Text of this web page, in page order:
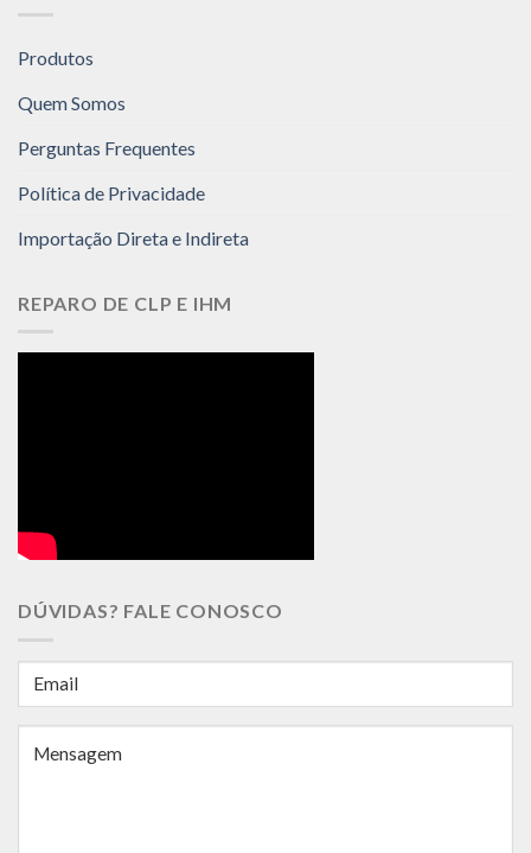
Produtos
Quem Somos
Perguntas Frequentes
Política de Privacidade
Importação Direta e Indireta
REPARO DE CLP E IHM
DÚVIDAS? FALE CONOSCO